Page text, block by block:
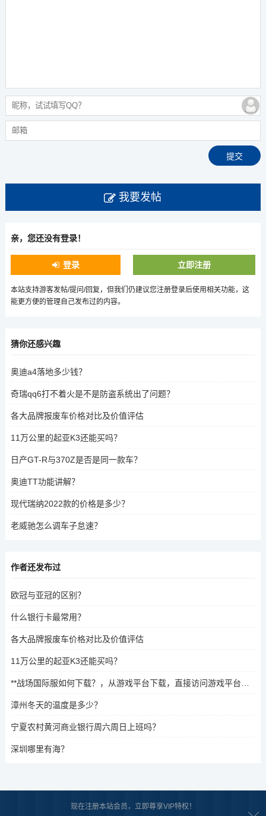
我要发帖
亲，您还没有登录！
登录 立即注册
本站支持游客发帖/提问/回复，但我们仍建议您注册登录后使用相关功能，这
能更方便的管理自己发布过的内容。
猜你还感兴趣
奥迪a4落地多少钱？
奇瑞qq6打不着火是不是防盗系统出了问题？
各大品牌报废车价格对比及价值评估
11万公里的起亚K3还能买吗？
日产GT-R与370Z是否是同一款车？
奥迪TT功能讲解？
现代瑞纳2022款的价格是多少？
老威驰怎么调车子怠速？
作者还发布过
欧冠与亚冠的区别？
什么银行卡最常用？
各大品牌报废车价格对比及价值评估
11万公里的起亚K3还能买吗？
**战场国际服如何下载？，从游戏平台下载，直接访问游戏平台，如PC、手机或平板，下载国际服。，使用特定下载链接，从可信的国际服下载网站获取国际服链接。，通过特定平台下载，某些平台提供国际服下载服务，如游戏店或专门的下载网站。，注意下载安全，下载时不要点击不明链接，确保下载来源为合法渠道。
漳州冬天的温度是多少？
宁夏农村黄河商业银行周六周日上班吗？
深圳哪里有海？
关于我们| 版权声明 合作共赢 网站地图
现在注册本站会员，立即尊享VIP特权！